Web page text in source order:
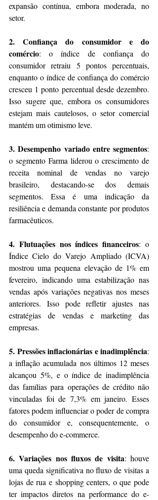
expansão contínua, embora moderada, no
setor​​.
2. Confiança do consumidor e do
comércio: o índice de confiança do
consumidor retraiu 5 pontos percentuais,
enquanto o índice de confiança do comércio
cresceu 1 ponto percentual desde dezembro.
Isso sugere que, embora os consumidores
estejam mais cautelosos, o setor comercial
mantém um otimismo leve​​.
3. Desempenho variado entre segmentos:
o segmento Farma liderou o crescimento de
receita nominal de vendas no varejo
brasileiro, destacando-se dos demais
segmentos. Essa é uma indicação da
resiliência e demanda constante por produtos
farmacêuticos​​.
4. Flutuações nos índices financeiros: o
Índice Cielo do Varejo Ampliado (ICVA)
mostrou uma pequena elevação de 1% em
fevereiro, indicando uma estabilização nas
vendas após variações negativas nos meses
anteriores. Isso pode refletir ajustes nas
estratégias de vendas e marketing das
empresas​​.
5. Pressões inflacionárias e inadimplência:
a inflação acumulada nos últimos 12 meses
alcançou 5%, e o índice de inadimplência
das famílias para operações de crédito não
vinculadas foi de 7,3% em janeiro. Esses
fatores podem influenciar o poder de compra
do consumidor e, consequentemente, o
desempenho do e-commerce​​.
6. Variações nos fluxos de visita: houve
uma queda significativa no fluxo de visitas a
lojas de rua e shopping centers, o que pode
ter impactos diretos na performance do e-